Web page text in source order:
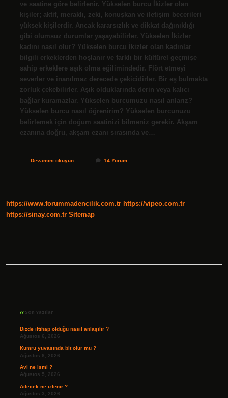
ve saatine göre belirlenir. Yükselen burcu İkizler olan
kişiler; aktif, meraklı, zeki, konuşkan ve iletişim becerileri
yüksek kişilerdir. Ancak kararsızlık ve dikkat dağınıklığı
gibi olumsuz durumlar yaşayabilirler. Yükselen İkizler
kadını nasıl olur? Yükselen burcu İkizler olan kadınlar
bilgili erkeklerden hoşlanır ve farklı bir kültürel geçmişe
sahip erkeklere aşık olma eğilimindedir. Flört etmeyi
severler ve inanılmaz derecede çekicidirler. Bir eş bulmakta
zorluk çekebilirler. Aşık olduklarında derin veya kalıcı
bağlar kuramazlar. Yükselen burcumuzu nasıl anlarız?
Yükselen burcu nasıl öğrenirim? Yükselen burcunuzu
belirlemek için doğum saatinizi bilmeniz gerekir. Akşam
ezanına doğru, akşam ezanı sırasında ve…
Devamını okuyunYükselen
14 Yorum
https://www.forummadencilik.com.tr https://vipeo.com.tr
https://sinay.com.tr Sitemap
Son Yazılar
Dizde iltihap olduğu nasıl anlaşılır ?
Ağustos 6, 2026
Kumru yuvasında bit olur mu ?
Ağustos 6, 2026
Avi ne ismi ?
Ağustos 5, 2026
Ailecek ne izlenir ?
Ağustos 3, 2026